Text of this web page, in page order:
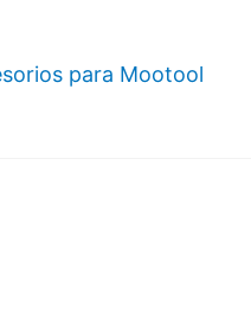
para Mootool